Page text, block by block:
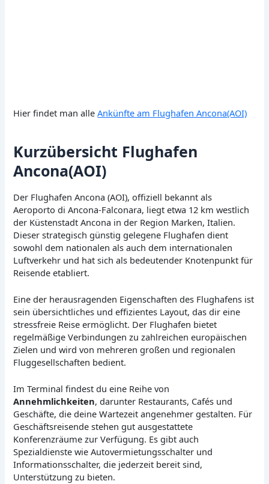
Hier findet man alleAnkünfte am Flughafen Ancona(AOI)
Kurzübersicht Flughafen
Ancona(AOI)
Der Flughafen Ancona (AOI), offiziell bekannt als
Aeroporto di Ancona-Falconara, liegt etwa 12 km westlich
der Küstenstadt Ancona in der Region Marken, Italien.
Dieser strategisch günstig gelegene Flughafen dient
sowohl dem nationalen als auch dem internationalen
Luftverkehr und hat sich als bedeutender Knotenpunkt für
Reisende etabliert.
Eine der herausragenden Eigenschaften des Flughafens ist
sein übersichtliches und effizientes Layout, das dir eine
stressfreie Reise ermöglicht. Der Flughafen bietet
regelmäßige Verbindungen zu zahlreichen europäischen
Zielen und wird von mehreren großen und regionalen
Fluggesellschaften bedient.
Im Terminal findest du eine Reihe von
Annehmlichkeiten, darunter Restaurants, Cafés und
Geschäfte, die deine Wartezeit angenehmer gestalten. Für
Geschäftsreisende stehen gut ausgestattete
Konferenzräume zur Verfügung. Es gibt auch
Spezialdienste wie Autovermietungsschalter und
Informationsschalter, die jederzeit bereit sind,
Unterstützung zu bieten.